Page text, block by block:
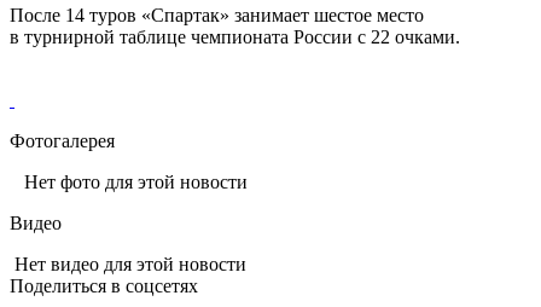
После 14 туров «Спартак» занимает шестое место
в турнирной таблице чемпионата России с 22 очками.
Фотогалерея
Нет фото для этой новости
Видео
Нет видео для этой новости
Поделиться в соцсетях